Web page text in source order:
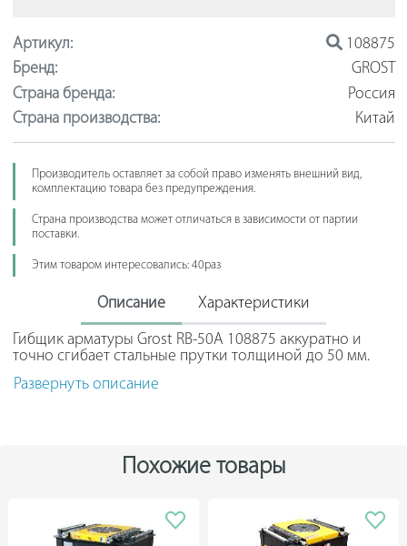
Артикул:
108875
Бренд:
GROST
Страна бренда:
Россия
Страна производства:
Китай
Производитель оставляет за собой право изменять внешний вид,
комплектацию товара без предупреждения.
Страна производства может отличаться в зависимости от партии
поставки.
Этим товаром интересовались: 40раз
Описание Характеристики
Гибщик арматуры Grost RB-50A 108875 аккуратно и
точно сгибает стальные прутки толщиной до 50 мм.
Модель оснащается системой автоматики, что
позволяет сокращать время работы без потери
простое перемещение гибщика по ровной площадке.
Развернуть описание
Похожие товары